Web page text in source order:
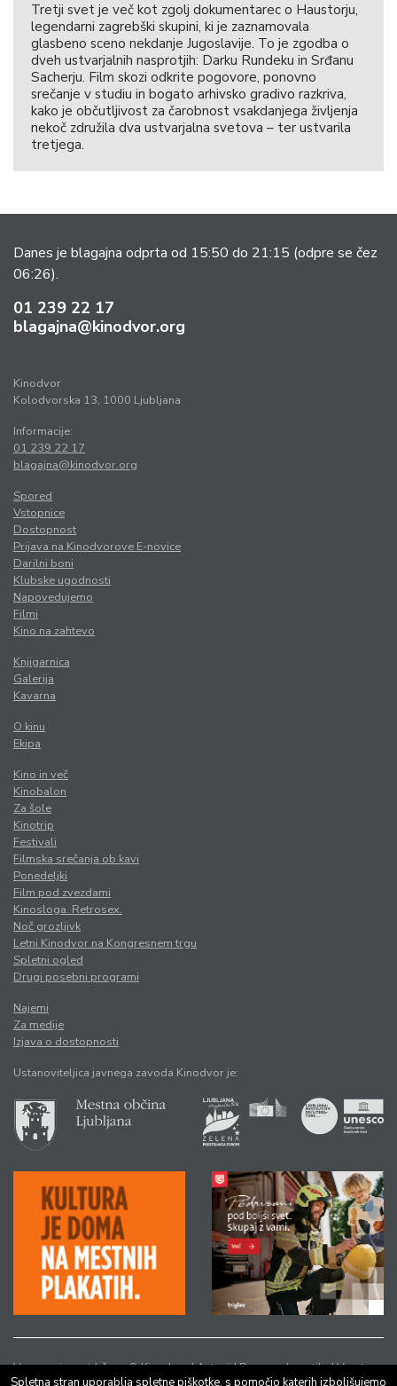
Tretji svet je več kot zgolj dokumentarec o Haustorju,
legendarni zagrebški skupini, ki je zaznamovala
glasbeno sceno nekdanje Jugoslavije. To je zgodba o
dveh ustvarjalnih nasprotjih: Darku Rundeku in Srđanu
Sacherju. Film skozi odkrite pogovore, ponovno
srečanje v studiu in bogato arhivsko gradivo razkriva,
kako je občutljivost za čarobnost vsakdanjega življenja
nekoč združila dva ustvarjalna svetova – ter ustvarila
tretjega.
Danes je blagajna odprta od 15:50 do 21:15 (odpre se čez
06:26).
01 239 22 17
blagajna@kinodvor.org
Kinodvor
Kolodvorska 13, 1000 Ljubljana
Informacije:
01 239 22 17
blagajna@kinodvor.org
Spored
Vstopnice
Dostopnost
Prijava na Kinodvorove E-novice
Darilni boni
Klubske ugodnosti
Napovedujemo
Filmi
Kino na zahtevo
Knjigarnica
Galerija
Kavarna
O kinu
Ekipa
Kino in več
Kinobalon
Za šole
Kinotrip
Festivali
Filmska srečanja ob kavi
Ponedeljki
Film pod zvezdami
Kinosloga. Retrosex.
Noč grozljivk
Letni Kinodvor na Kongresnem trgu
Spletni ogled
Drugi posebni programi
Najemi
Za medije
Izjava o dostopnosti
Ustanoviteljica javnega zavoda Kinodvor je:
Vse pravice pridržane © Kinodvor |Avtorji|Pravno obvestilo|Varstvo
Spletna stran uporablja spletne piškotke, s pomočjo katerih izboljšujemo